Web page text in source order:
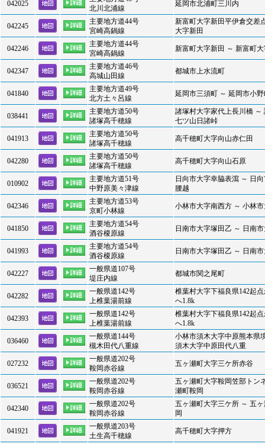
042025
北川北浦線
延岡市北浦町三川内
042245
主要地方道44号
宮崎高鍋線
新富町大字新田平伊倉交差
大字新田
042246
主要地方道44号
宮崎高鍋線
新富町大字新田 ～ 新富町
042347
主要地方道46号
高城山田線
都城市上水流町
041840
主要地方道49号
北方土々呂線
延岡市三須町 ～ 延岡市小
038441
主要地方道50号
諸塚高千穂線
諸塚村大字家代上長川橋 ～
七ツ山日諸峠
041913
主要地方道50号
諸塚高千穂線
高千穂町大字向山赤仁田
042280
主要地方道50号
諸塚高千穂線
高千穂町大字向山石原
010902
主要地方道51号
中野原美々津線
日向市大字幸脇表瀉 ～ 日
腰越
042346
主要地方道53号
京町小林線
小林市大字南西方 ～ 小林
041850
主要地方道54号
酒谷榎原線
日南市大字塚田乙 ～ 日南
041993
主要地方道54号
酒谷榎原線
日南市大字塚田乙 ～ 日南
042227
一般県道107号
堤庄内線
都城市関之尾町
042282
一般県道142号
上椎葉湯前線
椎葉村大字下福良県142起
へ1.8k
042393
一般県道142号
上椎葉湯前線
椎葉村大字下福良県142起
へ1.8k
036460
一般県道144号
槻木田代八重線
小林市須木大字中原熊本県
須木大字中原田代八重
027232
一般県道202号
鞍岡赤谷線
五ヶ瀬町大字三ケ所赤谷
036521
一般県道202号
鞍岡赤谷線
五ヶ瀬町大字鞍岡笠部トン
瀬町鞍岡
042340
一般県道202号
鞍岡赤谷線
五ヶ瀬町大字三ケ所 ～ 五
岡
041921
一般県道203号
土生高千穂線
高千穂町大字押方